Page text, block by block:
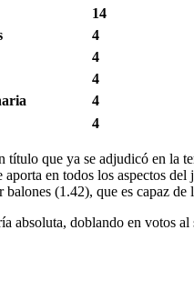
14
4
4
4
4
4
que ya se adjudicó en la
en todos los aspectos del
(1.42), que es capaz
absoluta, doblando en votos al